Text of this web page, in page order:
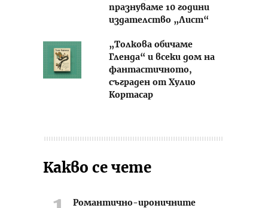
празнуваме 10 години
издателство „Лист“
„Толкова обичаме
Гленда“ и всеки дом на
фантастичното,
съграден от Хулио
Кортасар
Какво се чете
Романтично-ироничните